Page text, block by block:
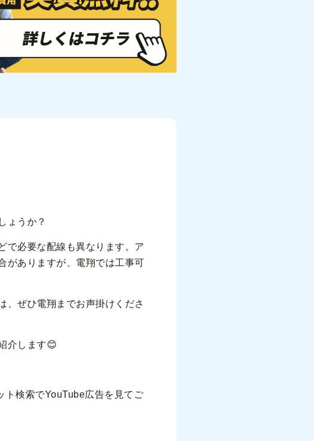
ょうか？
で必要な配線も異なります。ア
がありますが、電翔では工事可
、ぜひ電翔までお声掛けくださ
介します😊
ト検索でYouTube広告を見てご